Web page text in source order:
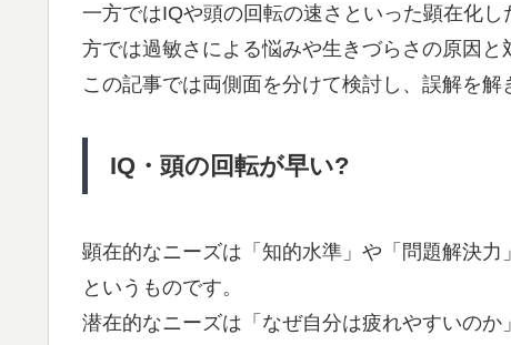
一方ではIQや頭の回転の速さといった顕在化
方では過敏さによる悩みや生きづらさの原因と
この記事では両側面を分けて検討し、誤解を解
IQ・頭の回転が早い?
顕在的なニーズは「知的水準」や「問題解決
というものです。
潜在的なニーズは「なぜ自分は疲れやすいの